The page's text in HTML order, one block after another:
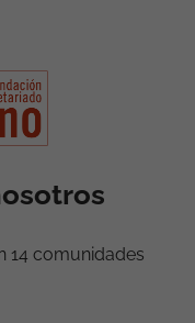
14 comunidades